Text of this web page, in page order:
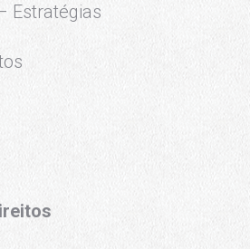
Estratégias